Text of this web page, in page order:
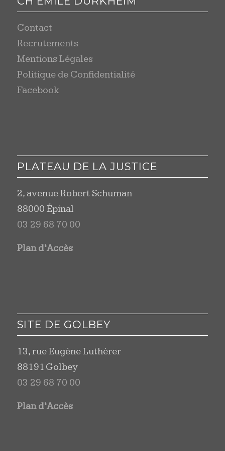
Contact
Recrutements
Mentions Légales
Politique de Confidentialité
Facebook
PLATEAU DE LA JUSTICE
2, avenue Robert Schuman
88000 Épinal
03 29 68 70 00
Plan d’Accès
SITE DE GOLBEY
13, rue Eugène Luthèrer
88191 Golbey
03 29 68 70 00
Plan d’Accès